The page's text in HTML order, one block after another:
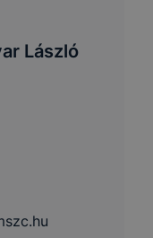
László